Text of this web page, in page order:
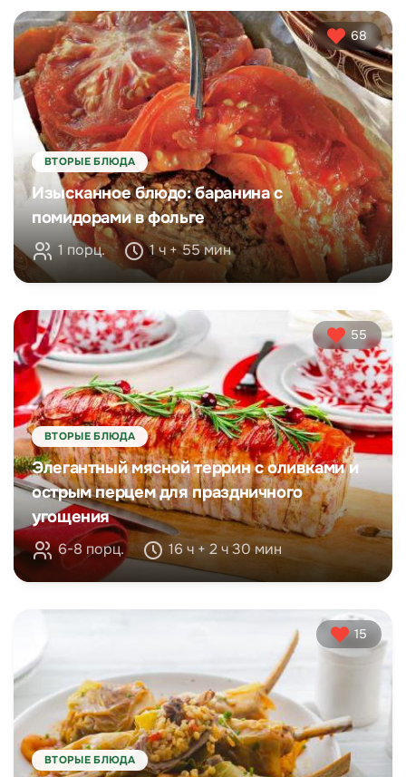
68
ВТОРЫЕ БЛЮДА
Изысканное блюдо: баранина с
помидорами в фольге
1 порц. 1 ч + 55 мин
55
ВТОРЫЕ БЛЮДА
Элегантный мясной террин с оливками и
острым перцем для праздничного
угощения
6-8 порц. 16 ч + 2 ч 30 мин
15
ВТОРЫЕ БЛЮДА